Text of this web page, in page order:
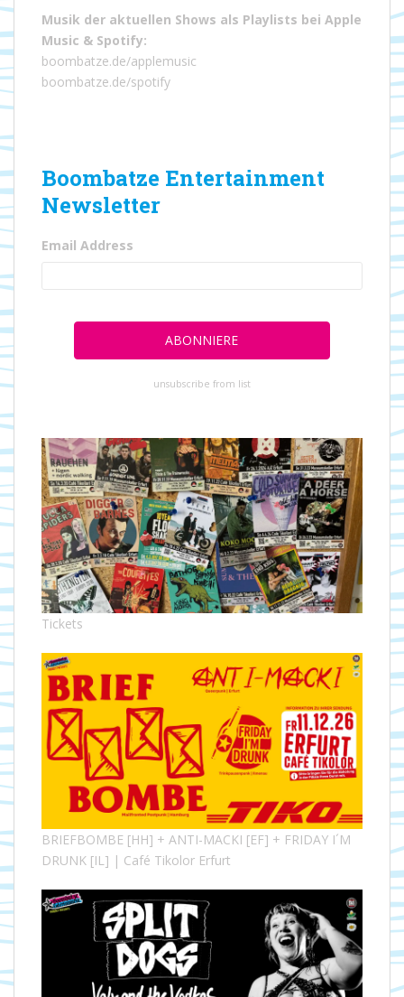
Musik der aktuellen Shows als Playlists bei Apple
Music & Spotify:
boombatze.de/applemusic
boombatze.de/spotify
Boombatze Entertainment
Newsletter
Email Address
unsubscribe from list
Tickets
BRIEFBOMBE [HH] + ANTI-MACKI [EF] + FRIDAY I´M
DRUNK [IL] | Café Tikolor Erfurt